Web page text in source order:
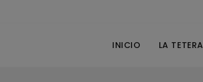
INICIO LA TETERA